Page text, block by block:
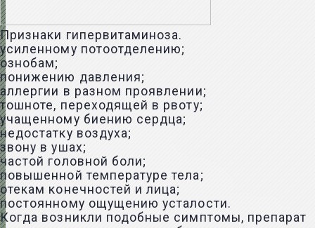
Признаки гипервитаминоза.
усиленному потоотделению;
ознобам;
понижению давления;
аллергии в разном проявлении;
тошноте, переходящей в рвоту;
учащенному биению сердца;
недостатку воздуха;
звону в ушах;
частой головной боли;
повышенной температуре тела;
отекам конечностей и лица;
постоянному ощущению усталости.
Когда возникли подобные симптомы, препарат